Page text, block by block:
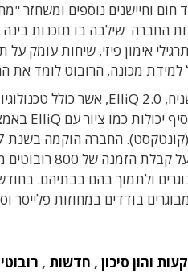
וחיישנים נוספים ומשחזר
החברה שילבה בו תוכנות
אימון פיזי, שיחות עומק
מכונה, הרובוט לומד את
יכולות כמו ציור עם ElliQ
כ-100 עובדים. במאי
בודדים במחוזות פלייסר
והון סיכון , חדשות ,